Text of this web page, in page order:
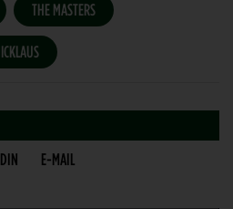
THE MASTERS
E-MAIL